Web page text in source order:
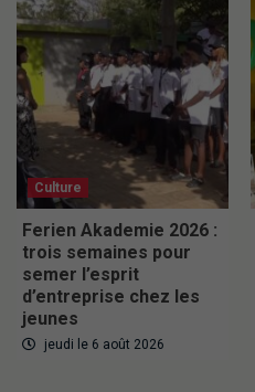
Culture
Ferien Akademie 2026 :
trois semaines pour
semer l’esprit
d’entreprise chez les
jeunes
jeudi le 6 août 2026